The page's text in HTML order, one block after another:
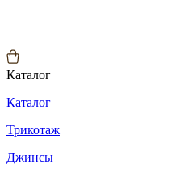
Каталог
Каталог
Трикотаж
Джинсы